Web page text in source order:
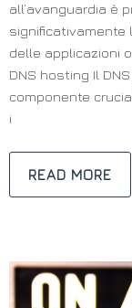
all’avanguardia è
significativamente
delle applicazioni
DNS hosting Il
componente
i
READ MORE